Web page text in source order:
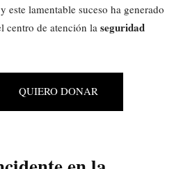
este lamentable suceso ha generado
centro de atención la seguridad
QUIERO DONAR